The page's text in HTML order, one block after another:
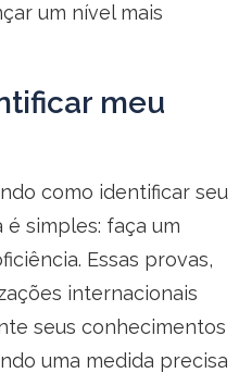
um nível mais
meu
como identificar seu
simples: faça um
Essas provas,
internacionais
seus conhecimentos
uma medida precisa